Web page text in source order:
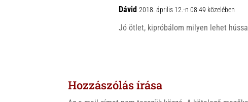
o
k
Dávid 2018. április 12.-n 08:49 közelében
Jó ötlet, kipróbálom milyen lehet
Hozzászólás írása